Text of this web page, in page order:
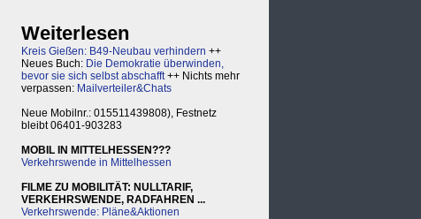
Weiterlesen
Kreis Gießen: B49-Neubau verhindern ++
Neues Buch: Die Demokratie überwinden,
bevor sie sich selbst abschafft++ Nichts mehr
verpassen: Mailverteiler&Chats
Neue Mobilnr.: 015511439808), Festnetz
bleibt 06401-903283
MOBIL IN MITTELHESSEN???
Verkehrswende in Mittelhessen
FILME ZU MOBILITÄT: NULLTARIF,
VERKEHRSWENDE, RADFAHREN ...
Verkehrswende: Pläne&Aktionen